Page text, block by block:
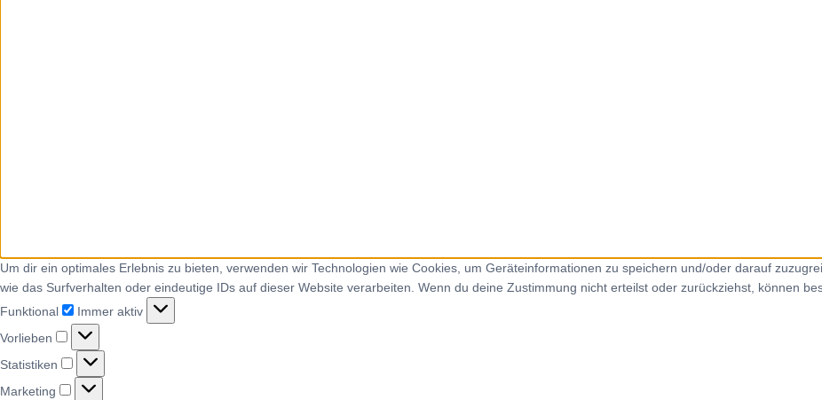
Um dir ein optimales Erlebnis zu bieten, verwenden wir Technologien wie Cookies, um Geräteinformationen zu speichern und/oder darauf
wie das Surfverhalten oder eindeutige IDs auf dieser Website verarbeiten. Wenn du deine Zustimmung nicht erteilst oder zurückziehst, können
Funktional
Immer aktiv
Vorlieben
Statistiken
Marketing